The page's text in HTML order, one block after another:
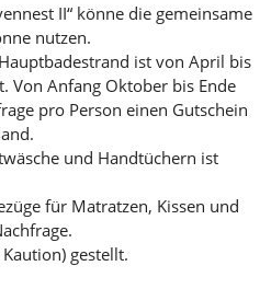
II“ könne die gemeinsame
nutzen.
ist von April bis
Von Anfang Oktober bis Ende
pro Person einen Gutschein
und Handtüchern ist
für Matratzen, Kissen und
gestellt.